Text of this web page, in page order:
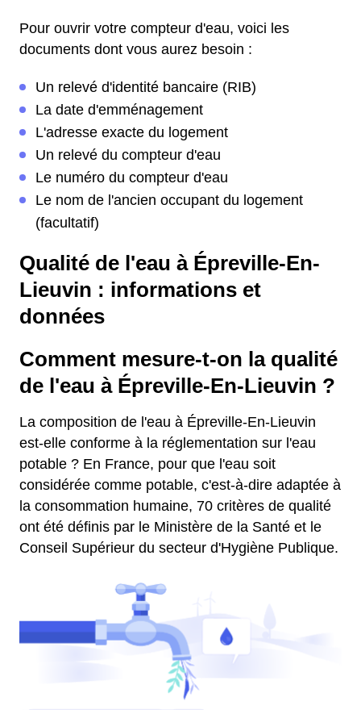
Pour ouvrir votre compteur d'eau, voici les
documents dont vous aurez besoin :
Un relevé d'identité bancaire (RIB)
La date d'emménagement
L'adresse exacte du logement
Un relevé du compteur d'eau
Le numéro du compteur d'eau
Le nom de l'ancien occupant du logement
(facultatif)
Qualité de l'eau à Épreville-En-
Lieuvin : informations et
données
Comment mesure-t-on la qualité
de l'eau à Épreville-En-Lieuvin ?
La composition de l'eau à Épreville-En-Lieuvin
est-elle conforme à la réglementation sur l'eau
potable ? En France, pour que l'eau soit
considérée comme potable, c'est-à-dire adaptée à
la consommation humaine, 70 critères de qualité
ont été définis par le Ministère de la Santé et le
Conseil Supérieur du secteur d'Hygiène Publique.